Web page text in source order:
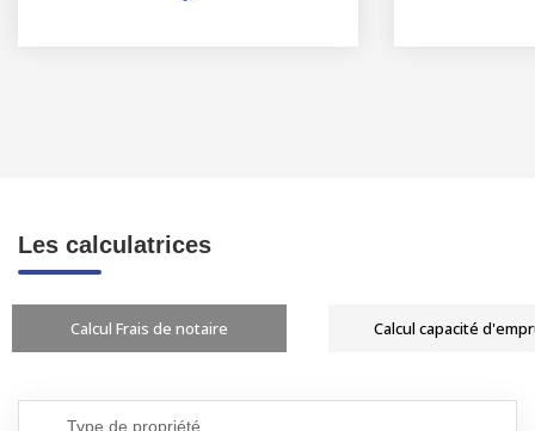
Les calculatrices
Calcul Frais de notaire Calcul capacité